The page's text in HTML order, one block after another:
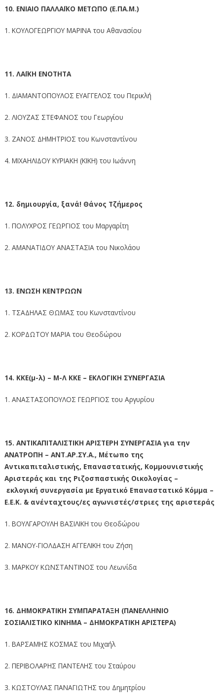
10. ΕΝΙΑΙΟ ΠΑΛΛΑΪΚΟ ΜΕΤΩΠΟ (Ε.ΠΑ.Μ.)
1. ΚΟΥΛΟΓΕΩΡΓΙΟΥ ΜΑΡΙΝΑ του Αθανασίου
11. ΛΑΪΚΗ ΕΝΟΤΗΤΑ
1. ΔΙΑΜΑΝΤΟΠΟΥΛΟΣ ΕΥΑΓΓΕΛΟΣ του Περικλή
2. ΛΙΟΥΖΑΣ ΣΤΕΦΑΝΟΣ του Γεωργίου
3. ΖΑΝΟΣ ΔΗΜΗΤΡΙΟΣ του Κωνσταντίνου
4. ΜΙΧΑΗΛΙΔΟΥ ΚΥΡΙΑΚΗ (ΚΙΚΗ) του Ιωάννη
12. δημιουργία, ξανά! Θάνος Τζήμερος
1. ΠΟΛΥΧΡΟΣ ΓΕΩΡΓΙΟΣ του Μαργαρίτη
2. ΑΜΑΝΑΤΙΔΟΥ ΑΝΑΣΤΑΣΙΑ του Νικολάου
13. ΕΝΩΣΗ ΚΕΝΤΡΩΩΝ
1. ΤΣΑΔΗΛΑΣ ΘΩΜΑΣ του Κωνσταντίνου
2. ΚΟΡΔΩΤΟΥ ΜΑΡΙΑ του Θεοδώρου
14. ΚΚΕ(μ-λ) – Μ-Λ ΚΚΕ – ΕΚΛΟΓΙΚΗ ΣΥΝΕΡΓΑΣΙΑ
1. ΑΝΑΣΤΑΣΟΠΟΥΛΟΣ ΓΕΩΡΓΙΟΣ του Αργυρίου
15. ΑΝΤΙΚΑΠΙΤΑΛΙΣΤΙΚΗ ΑΡΙΣΤΕΡΗ ΣΥΝΕΡΓΑΣΙΑ για την
ΑΝΑΤΡΟΠΗ – ΑΝΤ.ΑΡ.ΣΥ.Α., Μέτωπο της
Αντικαπιταλιστικής, Επαναστατικής, Κομμουνιστικής
Αριστεράς και της Ριζοσπαστικής Οικολογίας –
εκλογική συνεργασία με Εργατικό Επαναστατικό Κόμμα –
Ε.Ε.Κ. & ανένταχτους/ες αγωνιστές/στριες της αριστεράς
1. ΒΟΥΛΓΑΡΟΥΛΗ ΒΑΣΙΛΙΚΗ του Θεοδώρου
2. ΜΑΝΟΥ-ΓΙΟΛΔΑΣΗ ΑΓΓΕΛΙΚΗ του Ζήση
3. ΜΑΡΚΟΥ ΚΩΝΣΤΑΝΤΙΝΟΣ του Λεωνίδα
16. ΔΗΜΟΚΡΑΤΙΚΗ ΣΥΜΠΑΡΑΤΑΞΗ (ΠΑΝΕΛΛΗΝΙΟ
ΣΟΣΙΑΛΙΣΤΙΚΟ ΚΙΝΗΜΑ – ΔΗΜΟΚΡΑΤΙΚΗ ΑΡΙΣΤΕΡΑ)
1. ΒΑΡΣΑΜΗΣ ΚΟΣΜΑΣ του Μιχαήλ
2. ΠΕΡΙΒΟΛΑΡΗΣ ΠΑΝΤΕΛΗΣ του Σταύρου
3. ΚΩΣΤΟΥΛΑΣ ΠΑΝΑΓΙΩΤΗΣ του Δημητρίου